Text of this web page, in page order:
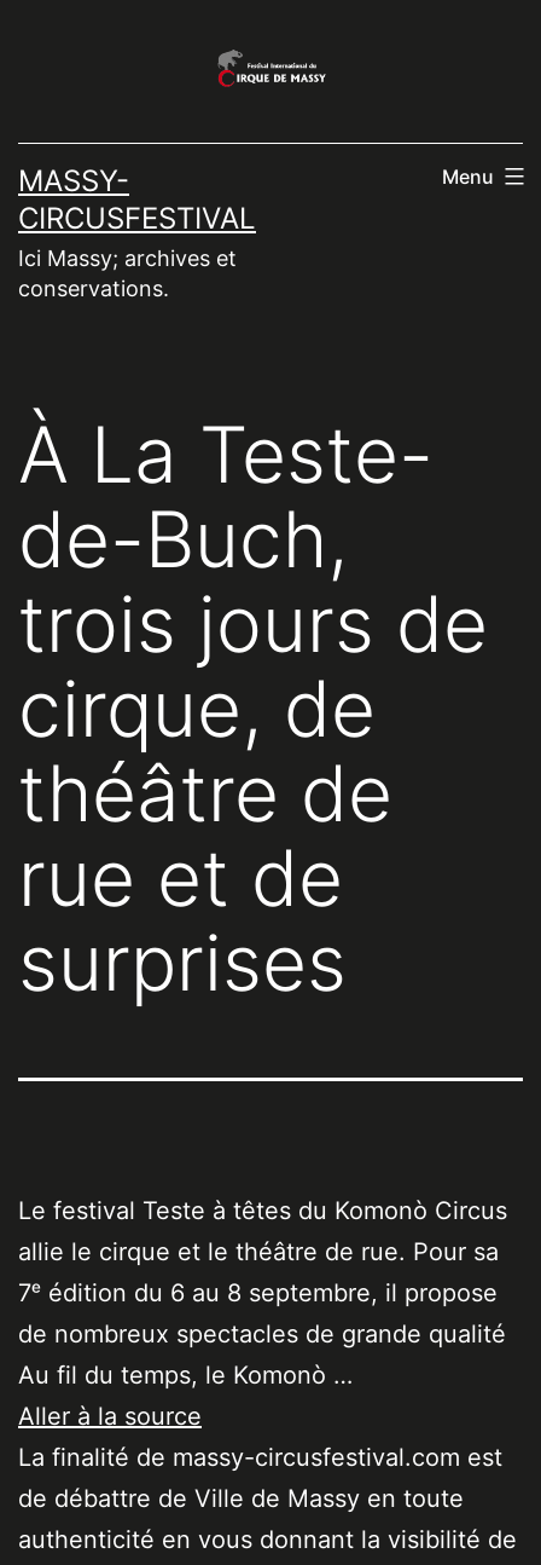
MASSY-
CIRCUSFESTIVAL
Ici Massy; archives et
conservations.
Menu
À La Teste-
de-Buch,
trois jours de
cirque, de
théâtre de
rue et de
surprises
Le festival Teste à têtes du Komonò Circus
allie le cirque et le théâtre de rue. Pour sa
7ᵉ édition du 6 au 8 septembre, il propose
de nombreux spectacles de grande qualité
Au fil du temps, le Komonò …
Aller à la source
La finalité de massy-circusfestival.com est
de débattre de Ville de Massy en toute
authenticité en vous donnant la visibilité de